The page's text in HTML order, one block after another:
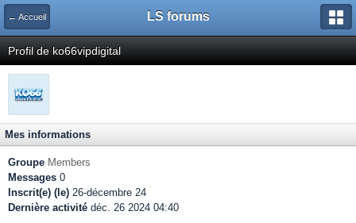
← Accueil LS forums
Profil de ko66vipdigital
Mes informations
Groupe Members
Messages 0
Inscrit(e) (le) 26-décembre 24
Dernière activité déc. 26 2024 04:40